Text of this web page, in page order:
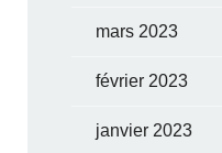
mars 2023
février 2023
janvier 2023